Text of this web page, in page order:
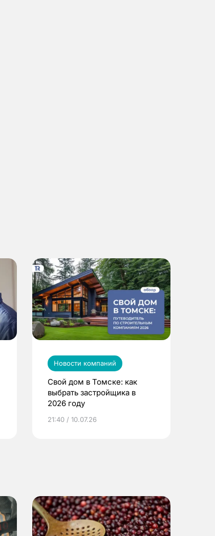
Новости компаний
Свой дом в Томске: как
выбрать застройщика в
2026 году
21:40 / 10.07.26